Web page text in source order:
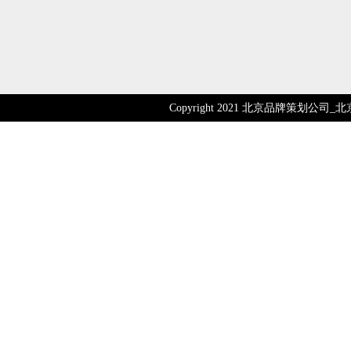
Copyright 2021 北京品牌策划公司_